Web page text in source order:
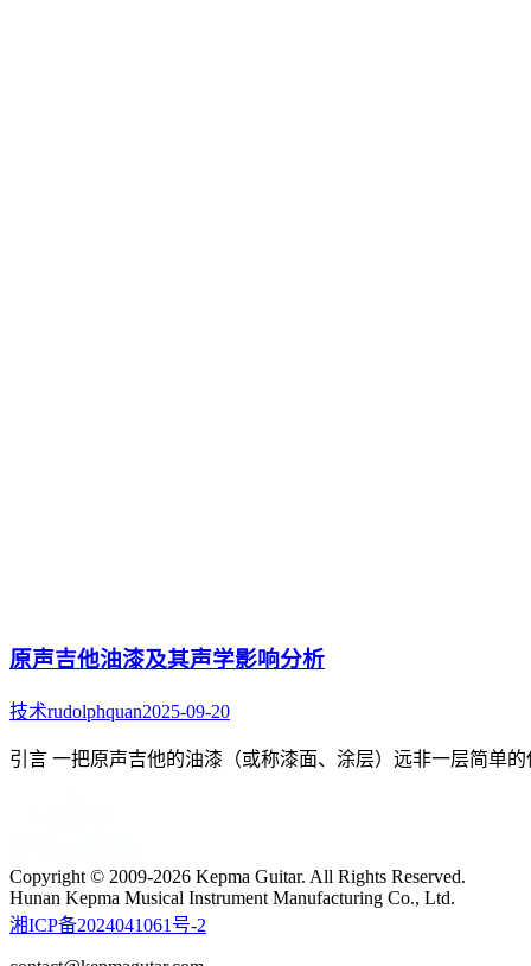
原声吉他油漆及其声学影响分析
技术rudolphquan2025-09-20
引言 一把原声吉他的油漆（或称漆面、涂层）远非一层简单
Copyright © 2009-2026 Kepma Guitar. All Rights Reserved.
Hunan Kepma Musical Instrument Manufacturing Co., Ltd.
湘ICP备2024041061号-2